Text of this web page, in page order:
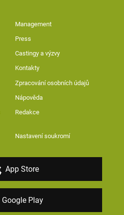
Management
Press
Castingy a výzvy
Kontakty
Zpracování osobních údajů
Nápověda
Redakce
Nastavení soukromí
App Store
Google Play